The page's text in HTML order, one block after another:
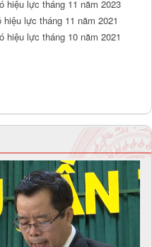
hiệu lực tháng 11 năm 2023
lực tháng 11 năm 2021
hiệu lực tháng 10 năm 2021